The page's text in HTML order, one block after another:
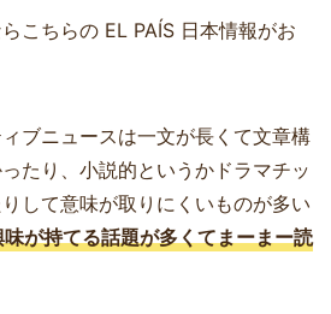
こちらの EL PAÍS 日本情報がお
ブニュースは一文が長くて文章構
たり、小説的というかドラマチッ
して意味が取りにくいものが多い
味が持てる話題が多くてまーまー読